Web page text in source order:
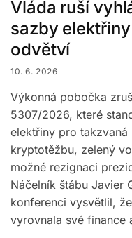
Vláda ruší
sazby
odvětví
10. 6. 2026
Výkonná pobočka
5307/2026, které
elektřiny pro takzvaná
kryptotěžbu, zelený
možné rezignaci
Náčelník štábu Javier
konferenci vysvětlil,
vyrovnala své